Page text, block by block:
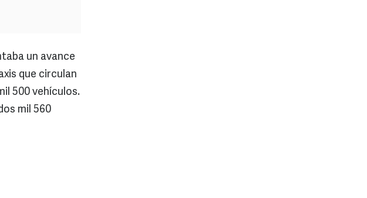
un avance
que circulan
500 vehículos.
mil 560